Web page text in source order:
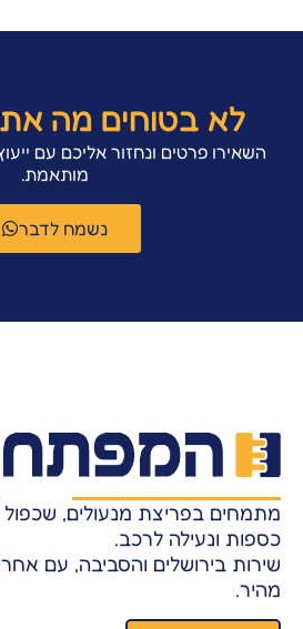
לא בטוחים מה
השאירו פרטים ונחזור אליכם עם
מותאמת.
נשמח לדבר
מתמחים בפריצת מנעולים,
כספות ונעילה לרכב.
שירות בירושלים והסביבה, עם
מהיר.